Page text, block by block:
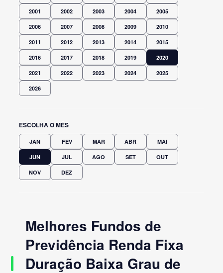
2001 2002 2003 2004 2005
2006 2007 2008 2009 2010
2011 2012 2013 2014 2015
2016 2017 2018 2019 2020
2021 2022 2023 2024 2025
2026
ESCOLHA O MÊS
JAN FEV MAR ABR MAI
JUN JUL AGO SET OUT
NOV DEZ
Melhores Fundos de
Previdência Renda Fixa
Duração Baixa Grau de